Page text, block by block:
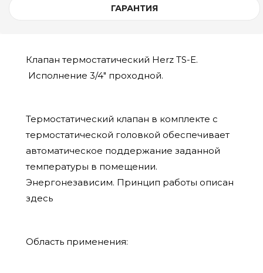
ГАРАНТИЯ
Клапан термостатический Herz TS-E.
Исполнение 3/4" проходной.
Термостатический клапан в комплекте с
термостатической головкой обеспечивает
автоматическое поддержание заданной
температуры в помещении.
Энергонезависим. Принцип работы описан
здесь
Область применения: